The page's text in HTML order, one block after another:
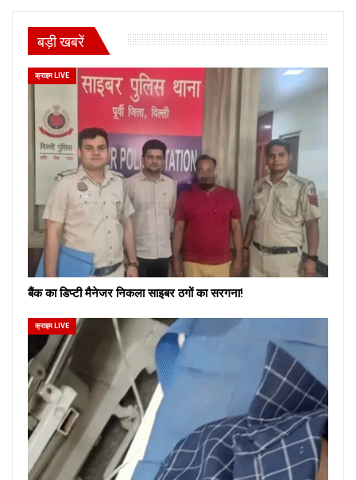
बड़ी खबरें
क्राइम LIVE
बैंक का डिप्टी मैनेजर निकला साइबर ठगों का सरगना!
क्राइम LIVE